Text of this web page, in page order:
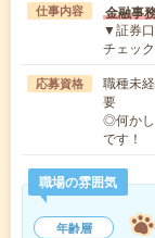
仕事内容 金融事
▼証券
チェッ
応募資格
職種未
要
◎何かし
です！
職場の雰囲気
年齢層